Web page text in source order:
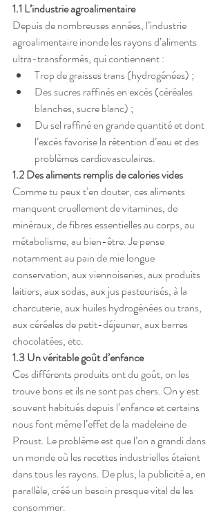
1.1 L’industrie agroalimentaire
Depuis de nombreuses années, l’industrie
agroalimentaire inonde les rayons d’aliments
ultra-transformés, qui contiennent :
Trop de graisses trans (hydrogénées) ;
Des sucres raffinés en excès (céréales
blanches, sucre blanc) ;
Du sel raffiné en grande quantité et dont
l’excès favorise la rétention d’eau et des
problèmes cardiovasculaires.
1.2 Des aliments remplis de calories vides
Comme tu peux t’en douter, ces aliments
manquent cruellement de vitamines, de
minéraux, de fibres essentielles au corps, au
métabolisme, au bien-être. Je pense
notamment au pain de mie longue
conservation, aux viennoiseries, aux produits
laitiers, aux sodas, aux jus pasteurisés, à la
charcuterie, aux huiles hydrogénées ou trans,
aux céréales de petit-déjeuner, aux barres
chocolatées, etc.
1.3 Un véritable goût d’enfance
Ces différents produits ont du goût, on les
trouve bons et ils ne sont pas chers. On y est
souvent habitués depuis l’enfance et certains
nous font même l’effet de la madeleine de
Proust. Le problème est que l’on a grandi dans
un monde où les recettes industrielles étaient
dans tous les rayons. De plus, la publicité a, en
parallèle, créé un besoin presque vital de les
consommer.